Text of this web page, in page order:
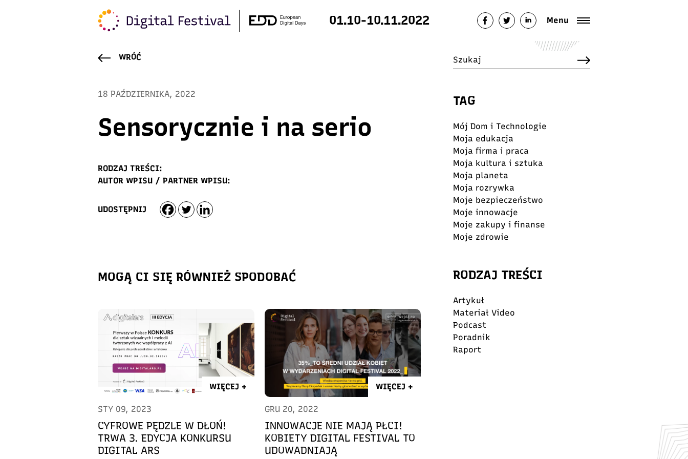
01.10-10.11.2022 Menu
WRÓĆ
18 PAŹDZIERNIKA, 2022
Sensorycznie i na serio
RODZAJ TREŚCI:
AUTOR WPISU / PARTNER WPISU:
UDOSTĘPNIJ
MOGĄ CI SIĘ RÓWNIEŻ SPODOBAĆ
WIĘCEJ +
STY 09, 2023
CYFROWE PĘDZLE W DŁOŃ!
TRWA 3. EDYCJA KONKURSU
DIGITAL ARS
WIĘCEJ +
GRU 20, 2022
INNOWACJE NIE MAJĄ PŁCI!
KOBIETY DIGITAL FESTIVAL TO
UDOWADNIAJĄ
TAG
Mój Dom i Technologie
Moja edukacja
Moja firma i praca
Moja kultura i sztuka
Moja planeta
Moja rozrywka
Moje bezpieczeństwo
Moje innowacje
Moje zakupy i finanse
Moje zdrowie
RODZAJ TREŚCI
Artykuł
Materiał Video
Podcast
Poradnik
Raport